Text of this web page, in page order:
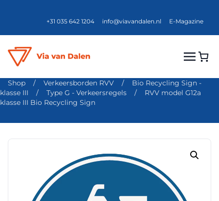
+31 035 642 1204 info@viavandalen.nl E-Magazine
Shop / Verkeersborden RVV /
Bio Recycling Sign -
klasse III
/ Type G - Verkeersregels /
RVV model G12a
klasse III Bio Recycling Sign